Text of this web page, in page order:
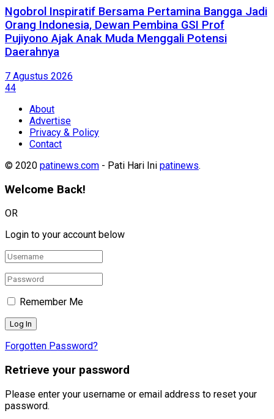
Ngobrol Inspiratif Bersama Pertamina Bangga Jadi
Orang Indonesia, Dewan Pembina GSI Prof
Pujiyono Ajak Anak Muda Menggali Potensi
Daerahnya
7 Agustus 2026
44
About
Advertise
Privacy & Policy
Contact
© 2020 patinews.com - Pati Hari Ini patinews.
Welcome Back!
OR
Login to your account below
Remember Me
Forgotten Password?
Retrieve your password
Please enter your username or email address to reset your
password.